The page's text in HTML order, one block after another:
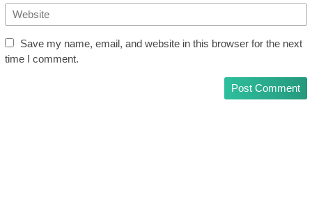
Save my name, email, and website in this browser for the next
time I comment.